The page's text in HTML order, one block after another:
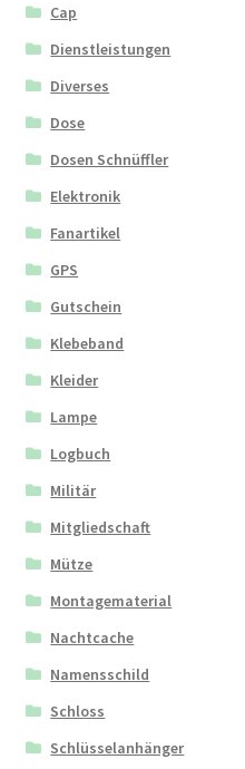
Cap
Dienstleistungen
Diverses
Dose
Dosen Schnüffler
Elektronik
Fanartikel
GPS
Gutschein
Klebeband
Kleider
Lampe
Logbuch
Militär
Mitgliedschaft
Mütze
Montagematerial
Nachtcache
Namensschild
Schloss
Schlüsselanhänger